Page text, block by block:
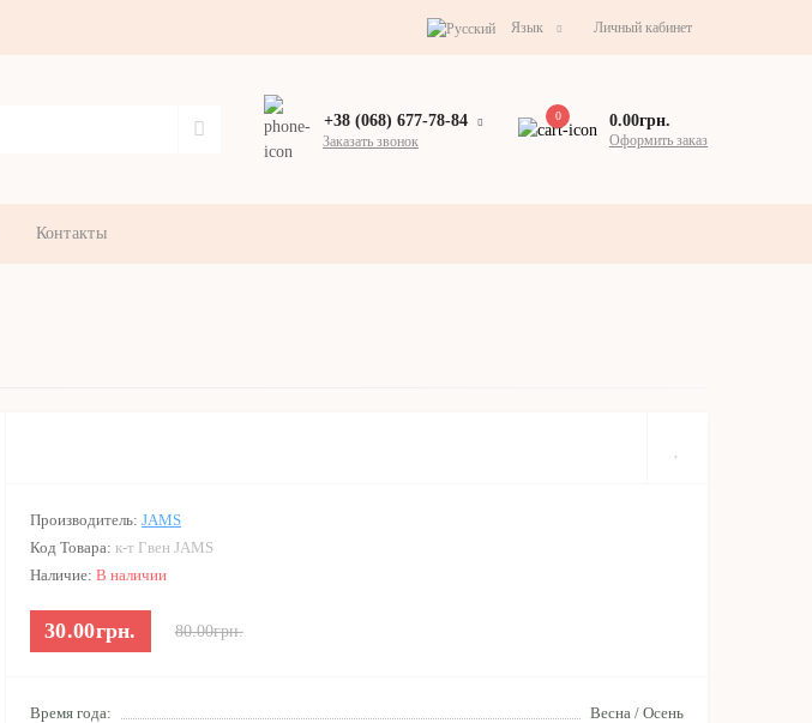
Язык Личный кабинет
+38 (068) 677-78-84
Заказать звонок
0 0.00грн.
Оформить заказ
Контакты
Производитель: JAMS
Код Товара: к-т Гвен JAMS
Наличие: В наличии
30.00грн. 80.00грн.
Время года:
Весна / Осень